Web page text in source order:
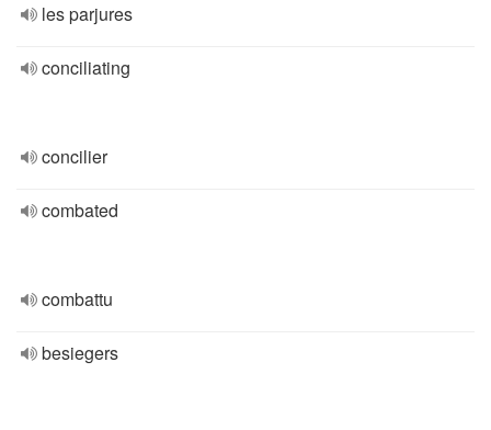
les parjures
conciliating
concilier
combated
combattu
besiegers